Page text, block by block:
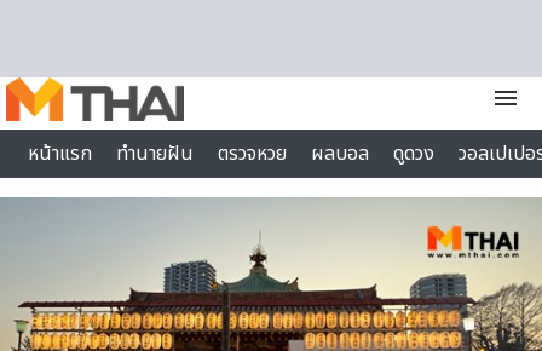
menu
หน้าแรก
ทำนายฝัน ตรวจหวย ผลบอล ดูดวง
วอลเปเป
ไลฟ์สไตล์